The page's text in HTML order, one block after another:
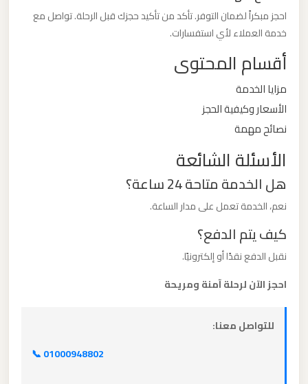
احجز مبكراً لضمان التوفر. تأكد من تأكيد حجزك قبل الرحلة. تواصل مع
خدمة العملاء لأي استفسارات.
أقسام المحتوى
مزايا الخدمة
الأسعار وكيفية الحجز
نصائح مهمة
الأسئلة الشائعة
هل الخدمة متاحة 24 ساعة؟
نعم، الخدمة تعمل على مدار الساعة.
كيف يتم الدفع؟
نقبل الدفع نقدًا أو إلكترونيًا.
احجز الآن لرحلة آمنة ومريحة
للتواصل معنا:
📞 01000948802
ليموزين
القاهرة
للاسكندرية
ليموزين
القاهرة
ليموزين